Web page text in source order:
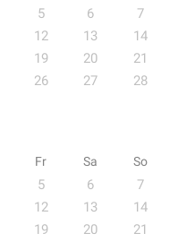
5 6
7
12 13
14
19 20
21
26 27 28
Fr Sa So
5 6
7
12 13
14
19 20
21